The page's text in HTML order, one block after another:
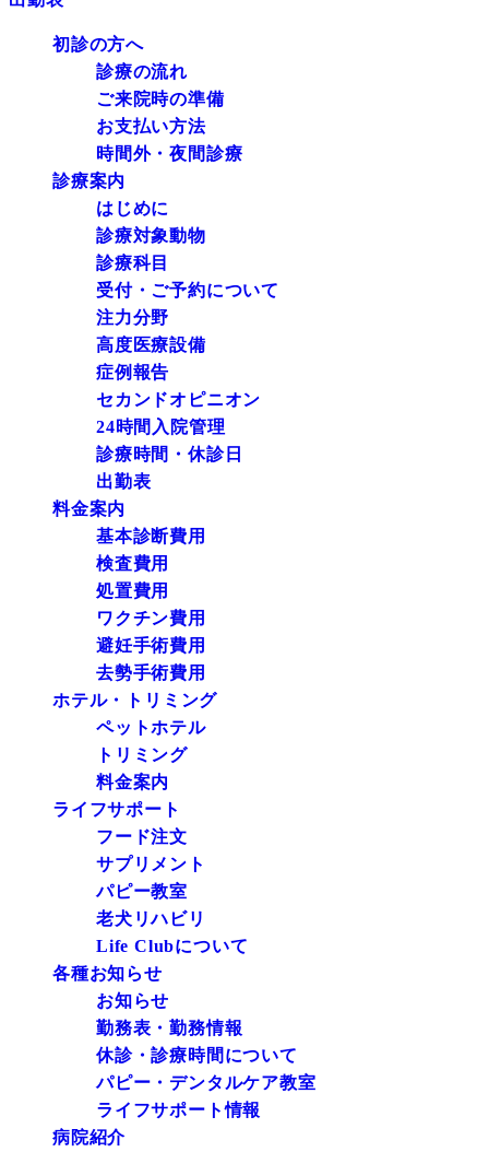
初診の方へ
診療の流れ
ご来院時の準備
お支払い方法
時間外・夜間診療
診療案内
はじめに
診療対象動物
診療科目
受付・ご予約について
注力分野
高度医療設備
症例報告
セカンドオピニオン
24時間入院管理
診療時間・休診日
出勤表
料金案内
基本診断費用
検査費用
処置費用
ワクチン費用
避妊手術費用
去勢手術費用
ホテル・トリミング
ペットホテル
トリミング
料金案内
ライフサポート
フード注文
サプリメント
パピー教室
老犬リハビリ
Life Clubについて
各種お知らせ
お知らせ
勤務表・勤務情報
休診・診療時間について
パピー・デンタルケア教室
ライフサポート情報
病院紹介